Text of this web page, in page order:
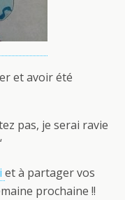
et avoir été
pas, je serai ravie
et à partager vos
prochaine !!